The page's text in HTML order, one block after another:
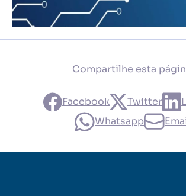
Compartilhe esta
Facebook Twitter
Whatsapp